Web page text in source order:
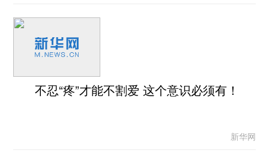
不忍“疼”才能不割爱 这个意识必须有！
新华网